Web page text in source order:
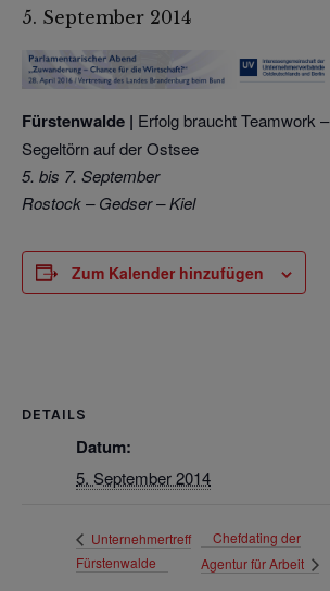
5. September 2014
Fürstenwalde | Erfolg braucht Teamwork –
Segeltörn auf der Ostsee
5. bis 7. September
Rostock – Gedser – Kiel
Zum Kalender hinzufügen
DETAILS
Datum:
5. September 2014
Unternehmertreff
Fürstenwalde
Chefdating der
Agentur für Arbeit